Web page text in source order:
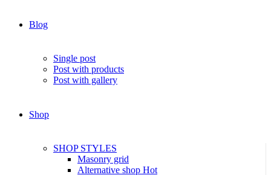
Blog
Single post
Post with products
Post with gallery
Shop
SHOP STYLES
Masonry grid
Alternative shop Hot